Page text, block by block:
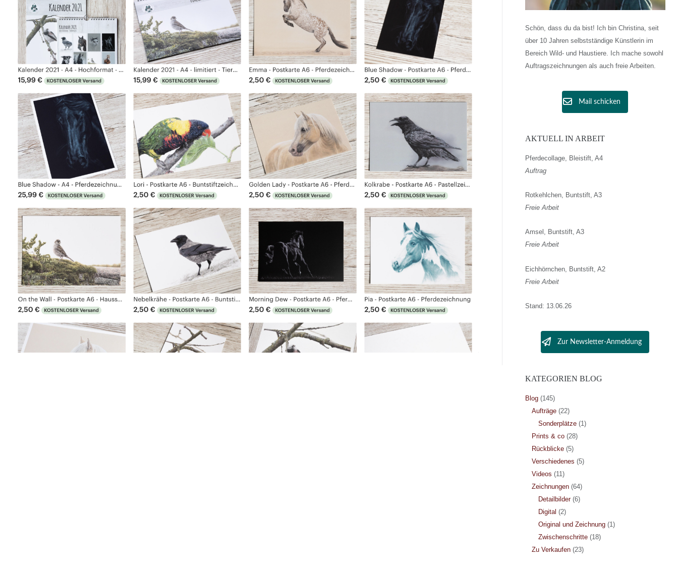
Schön, dass du da bist! Ich bin Christina, seit
über 10 Jahren selbstständige Künstlerin im
Bereich Wild- und Haustiere. Ich mache sowohl
Auftragszeichnungen als auch freie Arbeiten.
Mail schicken
AKTUELL IN ARBEIT
Pferdecollage, Bleistift, A4
Auftrag
Rotkehlchen, Buntstift, A3
Freie Arbeit
Amsel, Buntstift, A3
Freie Arbeit
Eichhörnchen, Buntstift, A2
Freie Arbeit
Stand: 13.06.26
Zur Newsletter-Anmeldung
KATEGORIEN BLOG
Blog(145)
Aufträge(22)
Sonderplätze(1)
Prints & co(28)
Rückblicke(5)
Verschiedenes (5)
Videos (11)
Zeichnungen(64)
Detailbilder(6)
Digital (2)
Original und Zeichnung(1)
Zwischenschritte(18)
Zu Verkaufen(23)